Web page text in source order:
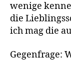
wenige
die
ich mag die
Gegenfrage: